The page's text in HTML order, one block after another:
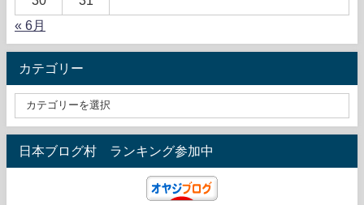
« 6月
カテゴリー
日本ブログ村 ランキング参加中